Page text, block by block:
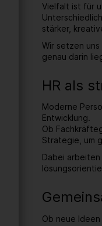
Vielfalt ist für
stärker,
Wir setzen
genau darin
HR als
Moderne
Entwicklung.
Ob
Strategie, um
Dabei
Ob neue